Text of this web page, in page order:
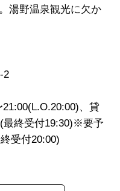
湯野温泉観光に欠か
2
、貸
最終受付19:30)※要予
受付20:00)